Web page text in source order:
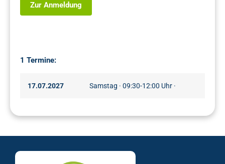
Zur Anmeldung
1 Termine:
17.07.2027 Samstag · 09:30-12:00 Uhr ·